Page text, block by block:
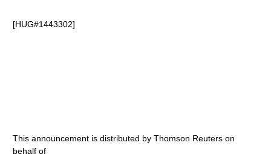
[HUG#1443302]
This announcement is distributed by Thomson Reuters on
behalf of